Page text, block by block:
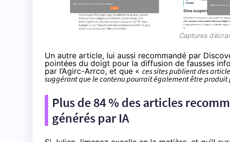
Captures
Un autre article, lui aussi recommandé par
pointées du doigt pour la diffusion de fausses
par l’Agirc-Arrco, et que « ces sites publient des
suggérant que le contenu pourrait également être produit
Plus de 84 % des articles
générés par IA